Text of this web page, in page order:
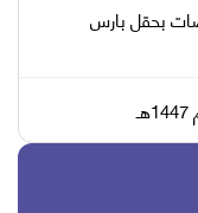
بحقل بارس